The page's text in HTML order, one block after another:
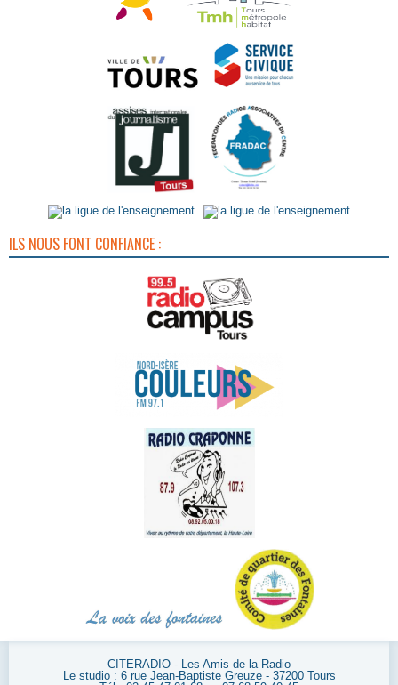
ILS NOUS FONT CONFIANCE :
CITERADIO - Les Amis de la Radio
Le studio : 6 rue Jean-Baptiste Greuze - 37200 Tours